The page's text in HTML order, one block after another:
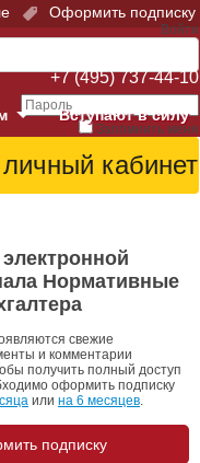
Оформить подписку
Войти
Запомнить меня
+7 (495) 737-44-10
Вступают в силу
Нормативные
свежие
и комментарии
получить полный доступ
оформить подписку
или на 6 месяцев.
подписку